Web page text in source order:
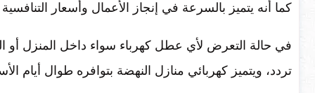
كما أنه يتميز بالسرعة في إنجاز الأعمال وأسعار
في حالة التعرض لأي عطل كهرباء سواء داخل المنزل أو
تردد، ويتميز كهربائي منازل النهضة بتوافره طوال أيام الأسبوع